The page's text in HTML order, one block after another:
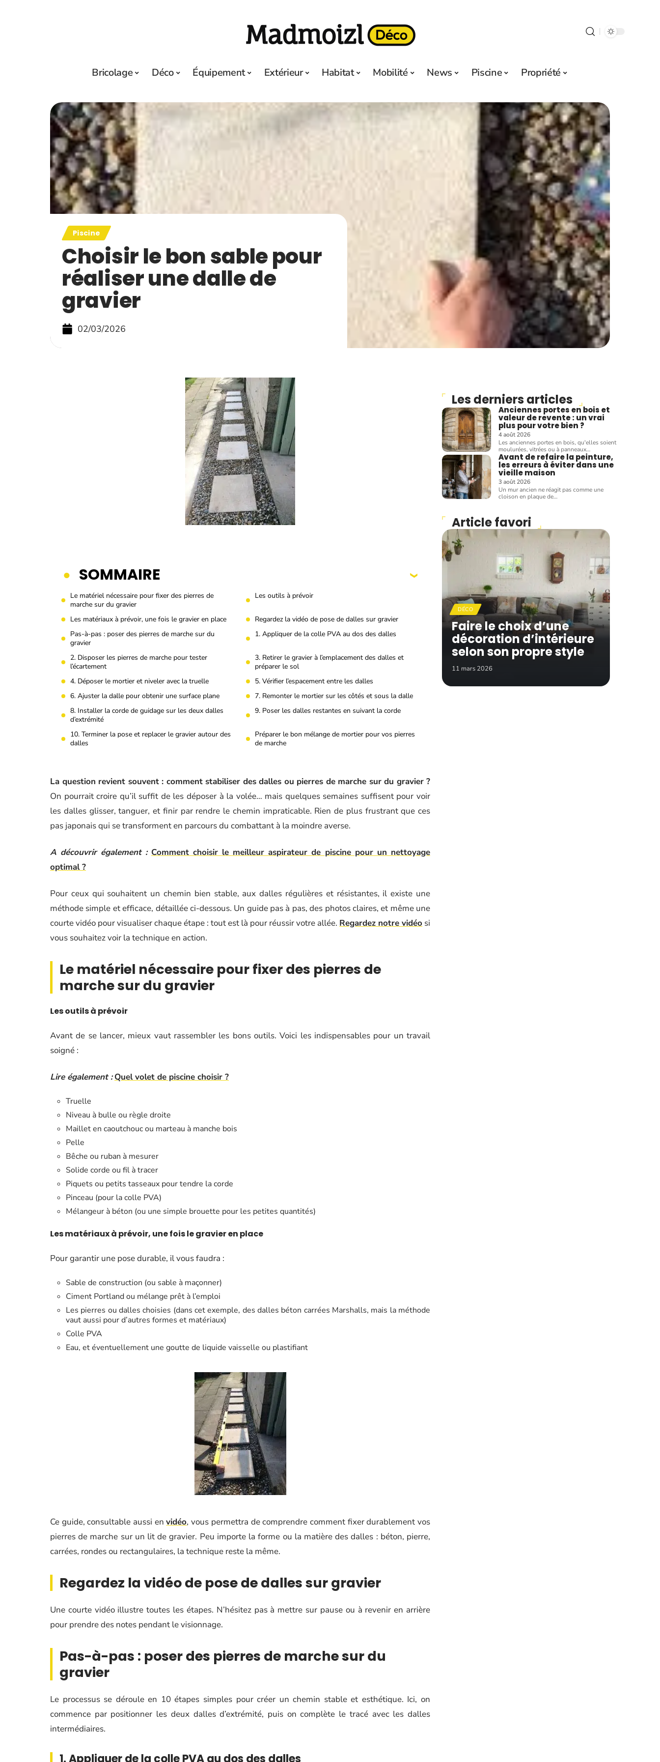
Bricolage Déco Équipement Extérieur Habitat Mobilité News Piscine Propriété
Piscine
Choisir le bon sable pour
réaliser une dalle de
gravier
02/03/2026
SOMMAIRE
Le matériel nécessaire pour fixer des pierres de
marche sur du gravier
Les outils à prévoir
Les matériaux à prévoir, une fois le gravier en place
Regardez la vidéo de pose de dalles sur gravier
Pas-à-pas : poser des pierres de marche sur du
gravier
1. Appliquer de la colle PVA au dos des dalles
2. Disposer les pierres de marche pour tester
l’écartement
3. Retirer le gravier à l’emplacement des dalles et
préparer le sol
4. Déposer le mortier et niveler avec la truelle
5. Vérifier l’espacement entre les dalles
6. Ajuster la dalle pour obtenir une surface plane
7. Remonter le mortier sur les côtés et sous la dalle
8. Installer la corde de guidage sur les deux dalles
d’extrémité
9. Poser les dalles restantes en suivant la corde
10. Terminer la pose et replacer le gravier autour des
dalles
Préparer le bon mélange de mortier pour vos pierres
de marche
La question revient souvent : comment stabiliser des dalles ou pierres de marche sur du gravier ?
On pourrait croire qu’il suffit de les déposer à la volée… mais quelques semaines suffisent pour voir
les dalles glisser, tanguer, et finir par rendre le chemin impraticable. Rien de plus frustrant que ces
pas japonais qui se transforment en parcours du combattant à la moindre averse.
A découvrir également : Comment choisir le meilleur aspirateur de piscine pour un nettoyage
optimal ?
Pour ceux qui souhaitent un chemin bien stable, aux dalles régulières et résistantes, il existe une
méthode simple et efficace, détaillée ci-dessous. Un guide pas à pas, des photos claires, et même une
courte vidéo pour visualiser chaque étape : tout est là pour réussir votre allée. Regardez notre vidéo si
vous souhaitez voir la technique en action.
Le matériel nécessaire pour fixer des pierres de
marche sur du gravier
Les outils à prévoir
Avant de se lancer, mieux vaut rassembler les bons outils. Voici les indispensables pour un travail
soigné :
Lire également : Quel volet de piscine choisir ?
Truelle
Niveau à bulle ou règle droite
Maillet en caoutchouc ou marteau à manche bois
Pelle
Bêche ou ruban à mesurer
Solide corde ou fil à tracer
Piquets ou petits tasseaux pour tendre la corde
Pinceau (pour la colle PVA)
Mélangeur à béton (ou une simple brouette pour les petites quantités)
Les matériaux à prévoir, une fois le gravier en place
Pour garantir une pose durable, il vous faudra :
Sable de construction (ou sable à maçonner)
Ciment Portland ou mélange prêt à l’emploi
Les pierres ou dalles choisies (dans cet exemple, des dalles béton carrées Marshalls, mais la méthode
vaut aussi pour d’autres formes et matériaux)
Colle PVA
Eau, et éventuellement une goutte de liquide vaisselle ou plastifiant
Ce guide, consultable aussi envidéo, vous permettra de comprendre comment fixer durablement vos
pierres de marche sur un lit de gravier. Peu importe la forme ou la matière des dalles : béton, pierre,
carrées, rondes ou rectangulaires, la technique reste la même.
Regardez la vidéo de pose de dalles sur gravier
Une courte vidéo illustre toutes les étapes. N’hésitez pas à mettre sur pause ou à revenir en arrière
pour prendre des notes pendant le visionnage.
Pas-à-pas : poser des pierres de marche sur du
gravier
Le processus se déroule en 10 étapes simples pour créer un chemin stable et esthétique. Ici, on
commence par positionner les deux dalles d’extrémité, puis on complète le tracé avec les dalles
intermédiaires.
1. Appliquer de la colle PVA au dos des dalles
Les derniers articles
Anciennes portes en bois et
valeur de revente : un vrai
plus pour votre bien ?
4 août 2026
Les anciennes portes en bois, qu'elles soient
moulurées, vitrées ou à panneaux…
Avant de refaire la peinture,
les erreurs à éviter dans une
vieille maison
3 août 2026
Un mur ancien ne réagit pas comme une
cloison en plaque de…
Article favori
DÉCO
Faire le choix d’une
décoration d’intérieure
selon son propre style
11 mars 2026